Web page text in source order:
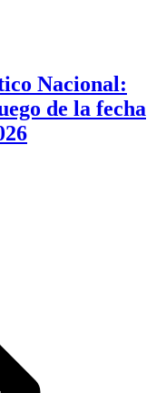
Nacional:
de la fecha